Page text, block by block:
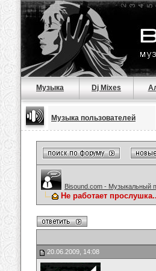
Музыка Dj Mixes
Музыка пользователей
Bisound.com - Музыкальный
Не работает
20.06.2009, 14:08